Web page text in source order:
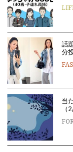
話
分
当